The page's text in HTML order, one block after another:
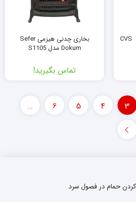
بخاری برقی تابشی360درجه CVS ​​
بخاری چدنی هیزمی Sefer
Dokum مدل S1105
تماس بگیرید!
3
4
5
6
…
حمام در فصول سرد